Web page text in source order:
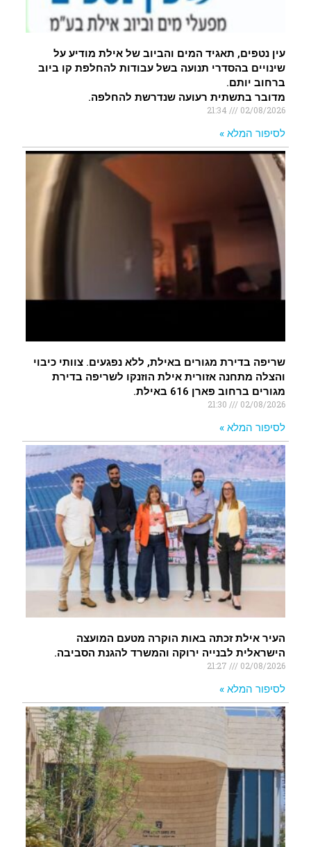
עין נטפים, תאגיד המים והביוב של אילת מודיע על
שינויים בהסדרי תנועה בשל עבודות להחלפת קו ביוב
ברחוב יותם.
מדובר בתשתית רעועה שנדרשת להחלפה.
02/08/2026
לסיפור המלא »
שריפה בדירת מגורים באילת, ללא נפגעים. צוותי כיבוי
והצלה מתחנה אזורית אילת הוזנקו לשריפה בדירת
מגורים ברחוב פארן 616 באילת.
02/08/2026
לסיפור המלא »
העיר אילת זכתה באות הוקרה מטעם המועצה
הישראלית לבנייה ירוקה והמשרד להגנת הסביבה.
02/08/2026
לסיפור המלא »